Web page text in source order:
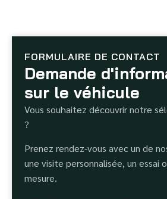
FORMULAIRE DE CONTACT
Demande
sur le véhicule
Vous souhaitez découvrir notre
?
Prenez rendez-vous avec un de
une visite personnalisée, un essai
mesure.